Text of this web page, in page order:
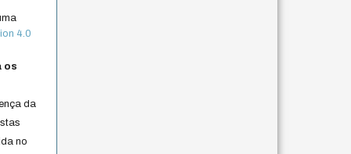
4.0
os
da
no